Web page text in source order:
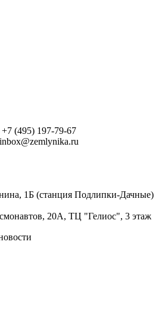
+7 (495) 197-79-67
inbox@zemlynika.ru
1Б (станция Подлипки-Дачные)
20А, ТЦ "Гелиос", 3 этаж